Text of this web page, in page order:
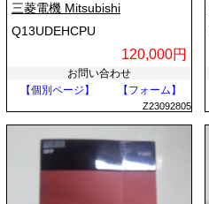
三菱電機 Mitsubishi
Q13UDEHCPU
120,000円
お問い合わせ
【個別ページ】
【フォーム】
Z23092805